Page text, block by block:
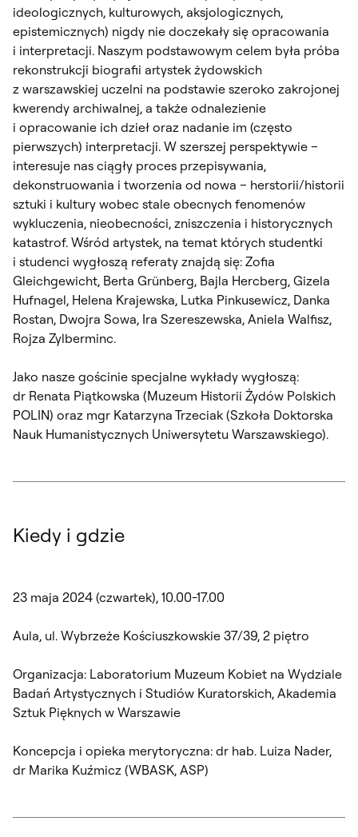
ideologicznych, kulturowych, aksjologicznych,
epistemicznych) nigdy nie doczekały się opracowania
i interpretacji. Naszym podstawowym celem była próba
rekonstrukcji biografii artystek żydowskich
z warszawskiej uczelni na podstawie szeroko zakrojonej
kwerendy archiwalnej, a także odnalezienie
i opracowanie ich dzieł oraz nadanie im (często
pierwszych) interpretacji. W szerszej perspektywie –
interesuje nas ciągły proces przepisywania,
dekonstruowania i tworzenia od nowa – herstorii/historii
sztuki i kultury wobec stale obecnych fenomenów
wykluczenia, nieobecności, zniszczenia i historycznych
katastrof. Wśród artystek, na temat których studentki
i studenci wygłoszą referaty znajdą się: Zofia
Gleichgewicht, Berta Grünberg, Bajla Hercberg, Gizela
Hufnagel, Helena Krajewska, Lutka Pinkusewicz, Danka
Rostan, Dwojra Sowa, Ira Szereszewska, Aniela Walfisz,
Rojza Zylberminc.
Jako nasze gościnie specjalne wykłady wygłoszą:
dr Renata Piątkowska (Muzeum Historii Żydów Polskich
POLIN) oraz mgr Katarzyna Trzeciak (Szkoła Doktorska
Nauk Humanistycznych Uniwersytetu Warszawskiego).
Kiedy i gdzie
23 maja 2024 (czwartek), 10.00-17.00
Aula, ul. Wybrzeże Kościuszkowskie 37/39, 2 piętro
Organizacja: Laboratorium Muzeum Kobiet na Wydziale
Badań Artystycznych i Studiów Kuratorskich, Akademia
Sztuk Pięknych w Warszawie
Koncepcja i opieka merytoryczna: dr hab. Luiza Nader,
dr Marika Kuźmicz (WBASK, ASP)